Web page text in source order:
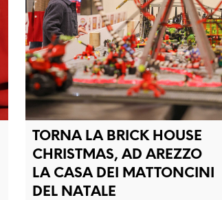
TORNA LA BRICK HOUSE
CHRISTMAS, AD AREZZO
LA CASA DEI MATTONCINI
DEL NATALE